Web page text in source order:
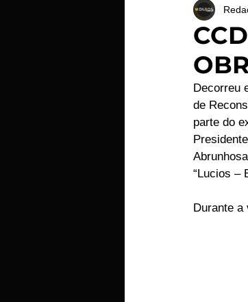
ÚLTIMAS HORAS
INCÊNDIOS
EMPRESAS
Decorreu
de
parte do
“Lucios –
Durante